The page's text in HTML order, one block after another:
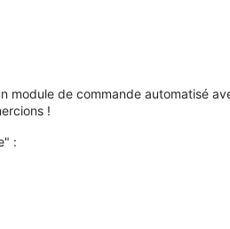
de commande automatisé
!
: